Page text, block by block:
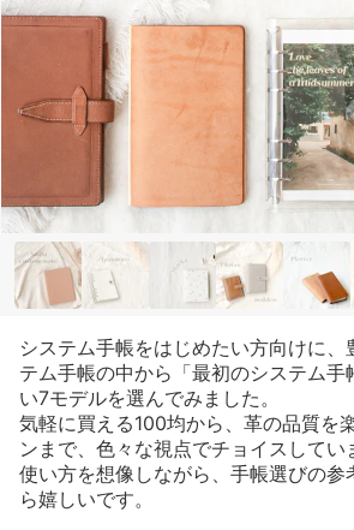
システム手帳をはじめたい方向けに、
テム手帳の中から「最初のシステム手
い7モデルを選んでみました。
気軽に買える100均から、革の品質を
ンまで、色々な視点でチョイスして
使い方を想像しながら、手帳選びの参
ら嬉しいです。